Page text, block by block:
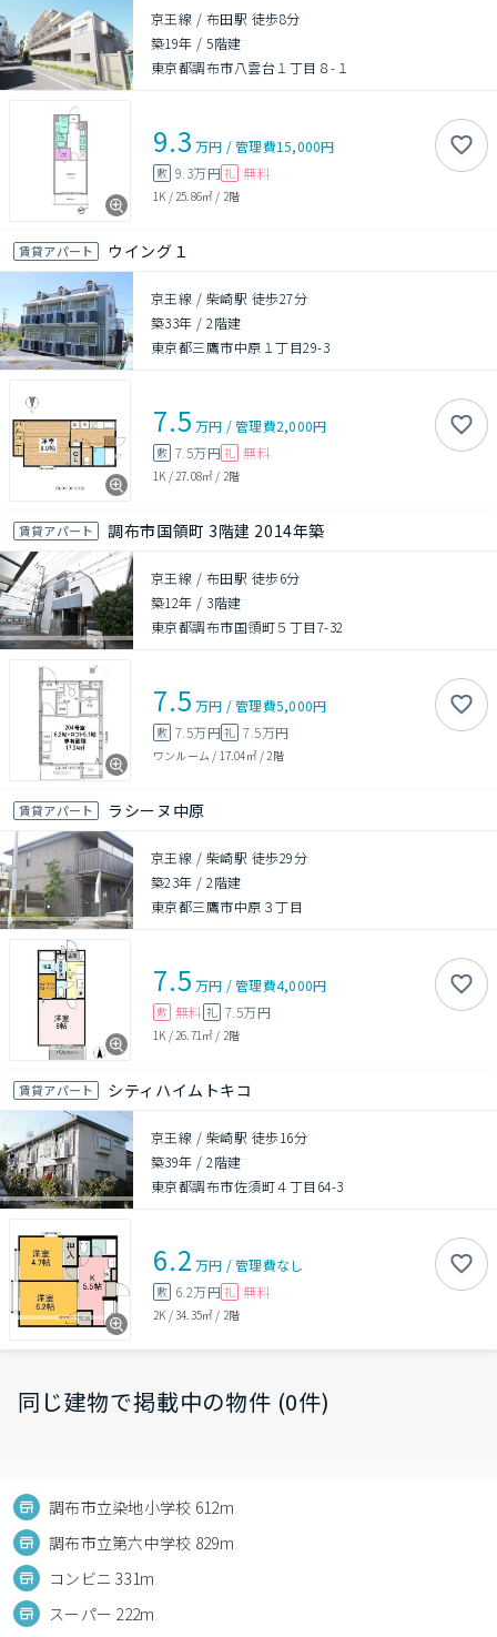
京王線 / 布田駅 徒歩8分
築19年 /5階建
東京都調布市八雲台１丁目８-１
9.3 万円 /管理費15,000円
敷 9.3万円 礼 無料
1K / 25.86㎡ / 2階
賃貸アパート ウイング１
京王線 / 柴崎駅 徒歩27分
築33年 /2階建
東京都三鷹市中原１丁目29-3
7.5 万円 /管理費2,000円
敷 7.5万円 礼 無料
1K / 27.08㎡ / 2階
賃貸アパート 調布市国領町 3階建 2014年築
京王線 / 布田駅 徒歩6分
築12年 / 3階建
東京都調布市国領町５丁目7-32
7.5 万円 /管理費5,000円
敷 7.5万円礼 7.5万円
ワンルーム / 17.04㎡/ 2階
賃貸アパート ラシーヌ中原
京王線 / 柴崎駅 徒歩29分
築23年 /2階建
東京都三鷹市中原３丁目
7.5 万円 /管理費4,000円
敷 無料 礼 7.5万円
1K / 26.71㎡ / 2階
賃貸アパート シティハイムトキコ
京王線 / 柴崎駅 徒歩16分
築39年 /2階建
東京都調布市佐須町４丁目64-3
6.2 万円 /管理費なし
敷 6.2万円 礼 無料
2K /34.35㎡ / 2階
同じ建物で掲載中の物件 (0件)
調布市立染地小学校 612m
調布市立第六中学校 829m
コンビニ 331m
スーパー 222m